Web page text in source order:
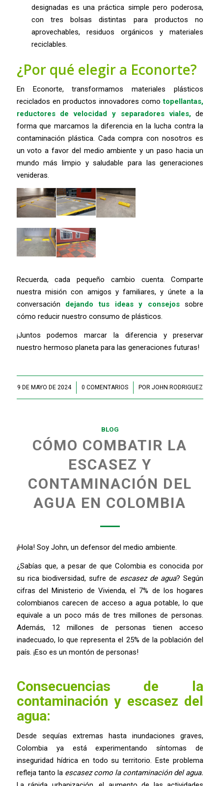
designadas es una práctica simple pero poderosa,
con tres bolsas distintas para productos no
aprovechables, residuos orgánicos y materiales
reciclables.
¿Por qué elegir a Econorte?
En Econorte, transformamos materiales plásticos
reciclados en productos innovadores como topellantas,
reductores de velocidad y separadores viales,de
forma que marcamos la diferencia en la lucha contra la
contaminación plástica. Cada compra con nosotros es
un voto a favor del medio ambiente y un paso hacia un
mundo más limpio y saludable para las generaciones
venideras.
Recuerda, cada pequeño cambio cuenta. Comparte
nuestra misión con amigos y familiares, y únete a la
conversación dejando tus ideas y consejossobre
cómo reducir nuestro consumo de plásticos.
¡Juntos podemos marcar la diferencia y preservar
nuestro hermoso planeta para las generaciones futuras!
9 DE MAYO DE 2024
/ 0 COMENTARIOS
/ POR JOHN RODRIGUEZ
BLOG
CÓMO COMBATIR LA
ESCASEZ Y
CONTAMINACIÓN DEL
AGUA EN COLOMBIA
¡Hola! Soy John, un defensor del medio ambiente.
¿Sabías que, a pesar de que Colombia es conocida por
su rica biodiversidad, sufre de escasez de agua? Según
cifras del Ministerio de Vivienda, el 7% de los hogares
colombianos carecen de acceso a agua potable, lo que
equivale a un poco más de tres millones de personas.
Además, 12 millones de personas tienen acceso
inadecuado, lo que representa el 25% de la población del
país. ¡Eso es un montón de personas!
Consecuencias de la
contaminación y escasez del
agua:
Desde sequías extremas hasta inundaciones graves,
Colombia ya está experimentando síntomas de
inseguridad hídrica en todo su territorio. Este problema
refleja tanto laescasez como la contaminación del agua.